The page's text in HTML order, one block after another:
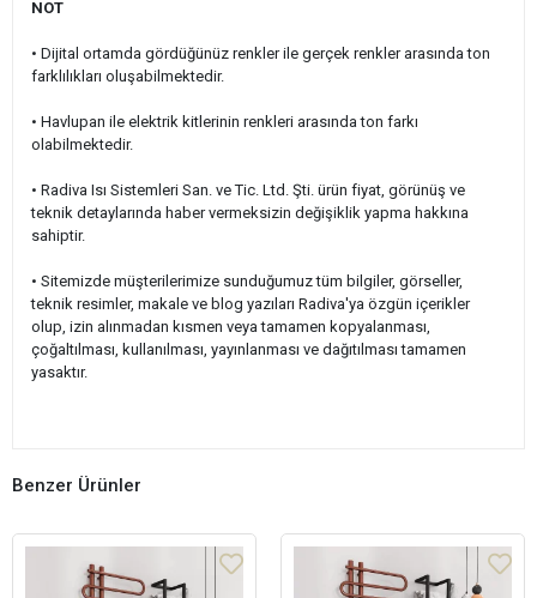
NOT
• Dijital ortamda gördüğünüz renkler ile gerçek renkler arasında ton
farklılıkları oluşabilmektedir.
• Havlupan ile elektrik kitlerinin renkleri arasında ton farkı
olabilmektedir.
• Radiva Isı Sistemleri San. ve Tic. Ltd. Şti. ürün fiyat, görünüş ve
teknik detaylarında haber vermeksizin değişiklik yapma hakkına
sahiptir.
• Sitemizde müşterilerimize sunduğumuz tüm bilgiler, görseller,
teknik resimler, makale ve blog yazıları Radiva'ya özgün içerikler
olup, izin alınmadan kısmen veya tamamen kopyalanması,
çoğaltılması, kullanılması, yayınlanması ve dağıtılması tamamen
yasaktır.
Benzer Ürünler